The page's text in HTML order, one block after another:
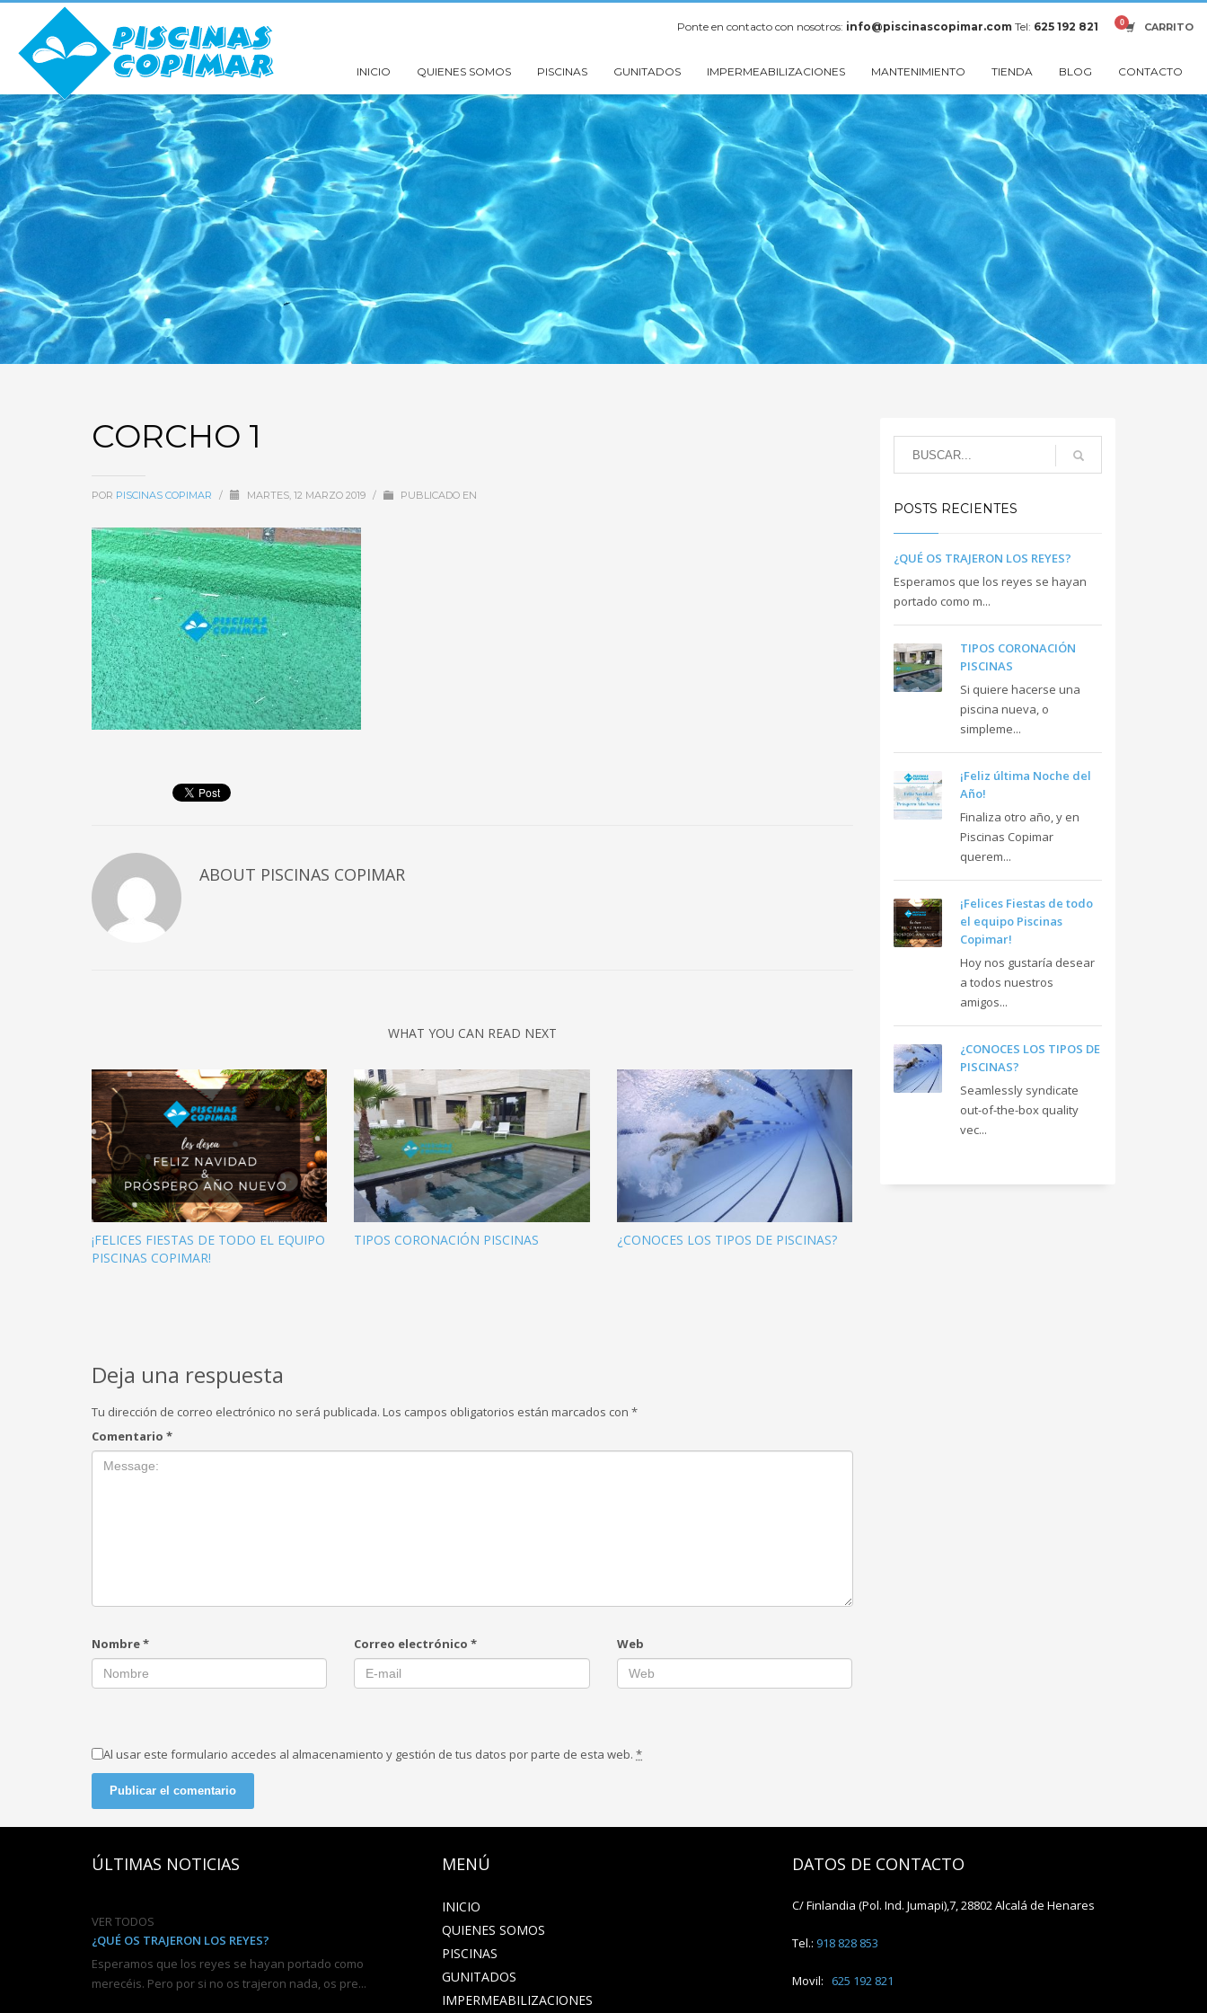
Ponte en contacto con nosotros: info@piscinascopimar.com Tel: 625 192 821 CARRITO
INICIO QUIENES SOMOS PISCINAS GUNITADOS IMPERMEABILIZACIONES MANTENIMIENTO TIENDA BLOG CONTACTO
CORCHO 1
POR PISCINAS COPIMAR / MARTES, 12 MARZO 2019 / PUBLICADO EN
ABOUT PISCINAS COPIMAR
WHAT YOU CAN READ NEXT
¡FELICES FIESTAS DE TODO EL EQUIPO
PISCINAS COPIMAR!
TIPOS CORONACIÓN PISCINAS ¿CONOCES LOS TIPOS DE PISCINAS?
Deja una respuesta
Tu dirección de correo electrónico no será publicada. Los campos obligatorios están marcados con *
Comentario *
Nombre* Correo electrónico* Web
Al usar este formulario accedes al almacenamiento y gestión de tus datos por parte de esta web. *
POSTS RECIENTES
¿QUÉ OS TRAJERON LOS REYES?
Esperamos que los reyes se hayan
portado como m...
TIPOS CORONACIÓN
PISCINAS
Si quiere hacerse una
piscina nueva, o
simpleme...
¡Feliz última Noche del
Año!
Finaliza otro año, y en
Piscinas Copimar
querem...
¡Felices Fiestas de todo
el equipo Piscinas
Copimar!
Hoy nos gustaría desear
a todos nuestros
amigos...
¿CONOCES LOS TIPOS DE
PISCINAS?
Seamlessly syndicate
out-of-the-box quality
vec...
ÚLTIMAS NOTICIAS
VER TODOS
¿QUÉ OS TRAJERON LOS REYES?
Esperamos que los reyes se hayan portado como
merecéis. Pero por si no os trajeron nada, os pre...
MENÚ
INICIO
QUIENES SOMOS
PISCINAS
GUNITADOS
IMPERMEABILIZACIONES
DATOS DE CONTACTO
C/ Finlandia (Pol. Ind. Jumapi),7, 28802 Alcalá de Henares
Tel.: 918 828 853
Movil: 625 192 821